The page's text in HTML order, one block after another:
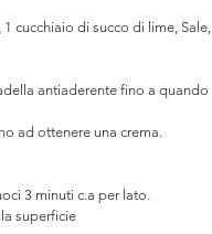
cucchiaio di succo di lime, Sale,
antiaderente fino a quando
ad ottenere una crema.
3 minuti c.a per lato.
superficie